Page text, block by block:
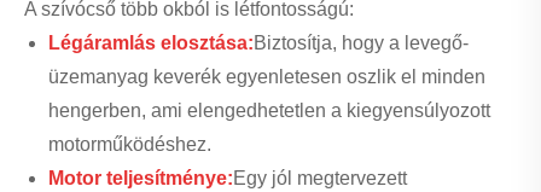
A szívócső több okból is létfontosságú:
Légáramlás elosztása:Biztosítja, hogy a levegő-
üzemanyag keverék egyenletesen oszlik el minden
hengerben, ami elengedhetetlen a kiegyensúlyozott
motorműködéshez.
Motor teljesítménye:Egy jól megtervezett